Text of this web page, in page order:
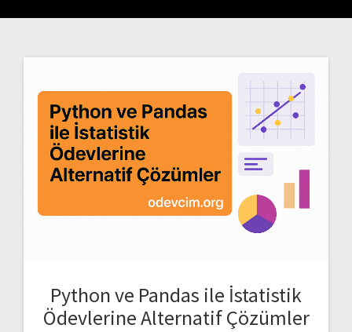
Python ve Pandas ile İstatistik
Ödevlerine Alternatif Çözümler